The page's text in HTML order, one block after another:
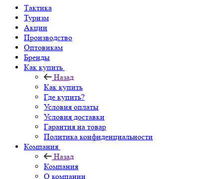
Тактика
Туризм
Акции
Производство
Оптовикам
Бренды
Как купить
Назад
Как купить
Где купить?
Условия оплаты
Условия доставки
Гарантия на товар
Политика конфиденциальности
Компания
Назад
Компания
О компании